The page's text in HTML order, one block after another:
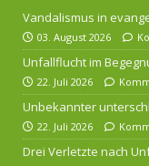
Vandalismus in
03. August 2026
Unfallflucht im
22. Juli 2026
Unbekannter
22. Juli 2026
Drei Verletzte nach